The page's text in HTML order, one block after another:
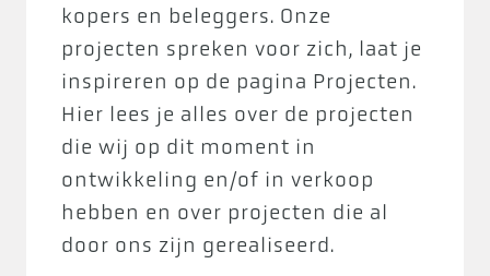
kopers en beleggers. Onze
projecten spreken voor zich, laat je
inspireren op de pagina Projecten.
Hier lees je alles over de projecten
die wij op dit moment in
ontwikkeling en/of in verkoop
hebben en over projecten die al
door ons zijn gerealiseerd.